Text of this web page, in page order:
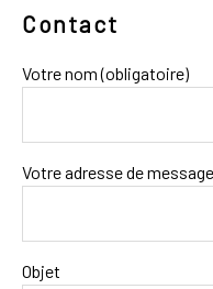
Contact
Votre nom (obligatoire)
Votre adresse de
Objet